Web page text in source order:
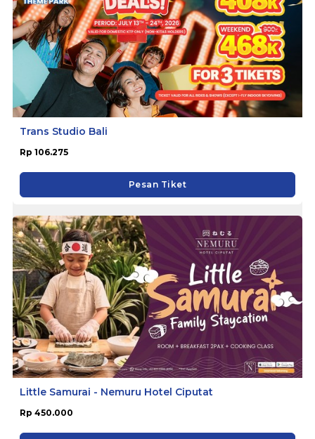
Trans Studio Bali
Rp 106.275
Pesan Tiket
Little Samurai - Nemuru Hotel Ciputat
Rp 450.000